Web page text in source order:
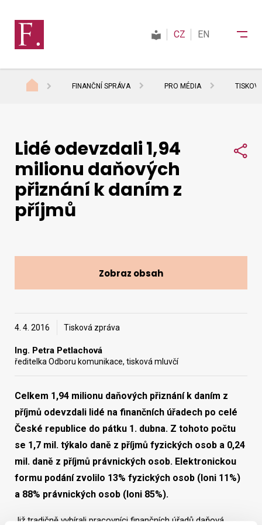
Daně
Mezinárodní spolupráce
CZ EN
FINANČNÍ SPRÁVA PRO MÉDIA
4. 4. 2016 Tisková zpráva
Ing. Petra Petlachová
ředitelka Odboru komunikace, tisková mluvčí
Celkem 1,94 milionu daňových přiznání k daním z
příjmů odevzdali lidé na finančních úřadech po celé
České republice do pátku 1. dubna. Z tohoto počtu
se 1,7 mil. týkalo daně z příjmů fyzických osob a 0,24
mil. daně z příjmů právnických osob. Elektronickou
formu podání zvolilo 13% fyzických osob (loni 11%)
a 88% právnických osob (loni 85%).
Již tradičně vybírali pracovníci finančních úřadů daňová
Lidé odevzdali 1,94
milionu daňových
přiznání k daním z
příjmů
Zobraz obsah